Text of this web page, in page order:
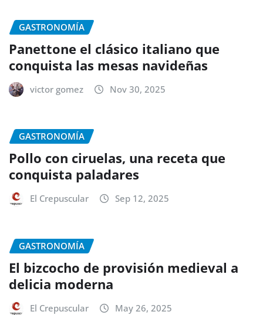
GASTRONOMÍA
Panettone el clásico italiano que
conquista las mesas navideñas
victor gomez Nov 30, 2025
GASTRONOMÍA
Pollo con ciruelas, una receta que
conquista paladares
El Crepuscular Sep 12, 2025
GASTRONOMÍA
El bizcocho de provisión medieval a
delicia moderna
El Crepuscular May 26, 2025